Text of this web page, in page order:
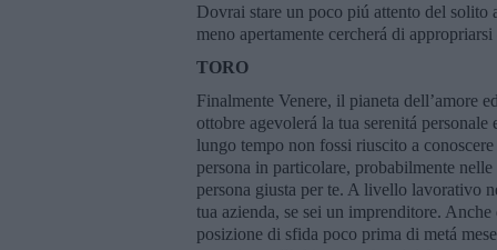
Dovrai stare un poco piú attento del
meno apertamente cercherá di
TORO
Finalmente Venere, il pianeta dell’amore
ottobre agevolerá la tua serenitá
lungo tempo non fossi riuscito a
persona in particolare, probabilmente
persona giusta per te. A livello lavorativo
tua azienda, se sei un imprenditore.
posizione di sfida poco prima di metá